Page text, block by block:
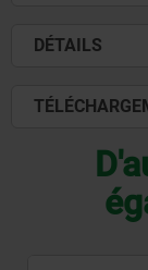
DÉTAILS